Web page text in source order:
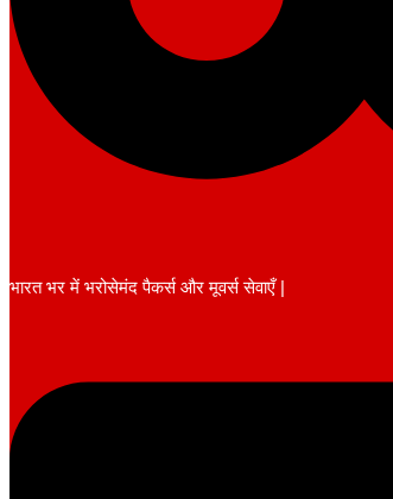
भारत भर में भरोसेमंद पैकर्स और मूवर्स सेवाएँ |